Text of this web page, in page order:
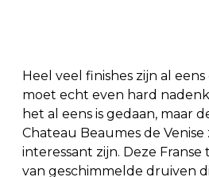
Heel veel finishes zijn al
moet echt even hard
het al eens is gedaan, maar
Chateau Beaumes de Venise
interessant zijn. Deze
van geschimmelde druiven